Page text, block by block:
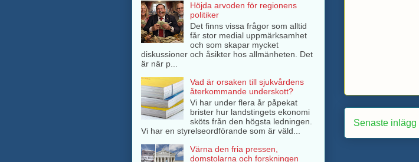
Senaste inlägg
Höjda arvoden för regionens
politiker
Det finns vissa frågor som alltid
får stor medial uppmärksamhet
och som skapar mycket
diskussioner och åsikter hos allmänheten. Det
är när p...
Vad är orsaken till sjukvårdens
återkommande underskott?
Vi har under flera år påpekat
brister hur landstingets ekonomi
sköts från den högsta ledningen.
Vi har en styrelseordförande som är väld...
Värna den fria pressen,
domstolarna och forskningen